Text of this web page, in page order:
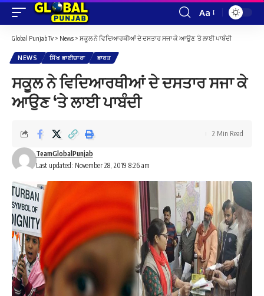
Font
Resizer
Aa
Global Punjab Tv > News > ਸਕੂਲ ਨੇ ਵਿਦਿਆਰਥੀਆਂ ਦੇ ਦਸਤਾਰ ਸਜਾ ਕੇ ਆਉਣ ‘ਤੇ ਲਾਈ ਪਾਬੰਦੀ
NEWS ਸਿੱਖ ਭਾਈਚਾਰਾ ਭਾਰਤ
ਸਕੂਲ ਨੇ ਵਿਦਿਆਰਥੀਆਂ ਦੇ ਦਸਤਾਰ ਸਜਾ ਕੇ
ਆਉਣ ‘ਤੇ ਲਾਈ ਪਾਬੰਦੀ
Last updated: November 28, 2019 8:26 am
TeamGlobalPunjab
2 Min Read